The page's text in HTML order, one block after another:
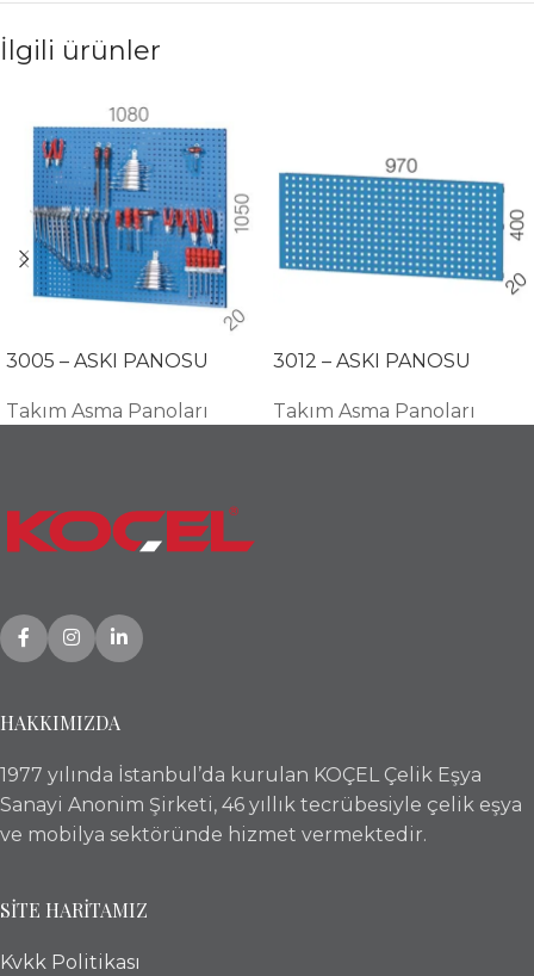
İlgili ürünler
3005 – ASKI PANOSU
Takım Asma Panoları
3012 – ASKI PANOSU
Takım Asma Panoları
HAKKIMIZDA
1977 yılında İstanbul’da kurulan KOÇEL Çelik Eşya
Sanayi Anonim Şirketi, 46 yıllık tecrübesiyle çelik eşya
ve mobilya sektöründe hizmet vermektedir.
SİTE HARİTAMIZ
Kvkk Politikası